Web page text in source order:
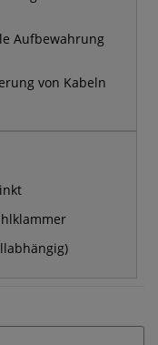
Aufbewahrung
von Kabeln